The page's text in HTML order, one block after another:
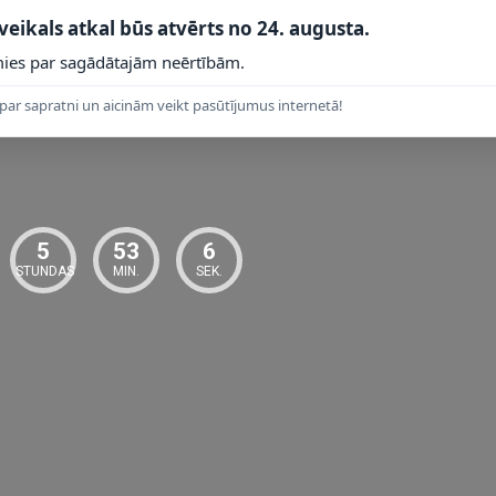
Lucide montāžas instrukciju un elektrodrošības prasības. Darba
darbību, izvēlieties saderīgu LED spuldzi atbilstoši
atkal būs atvērts no 24. augusta.
par sagādātajām neērtībām.
sapratni un aicinām veikt pasūtījumus internetā!
5
STUNDAS
53
MIN.
5
SEK.